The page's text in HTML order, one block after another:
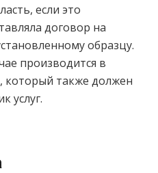
если это
договор на
образцу.
производится в
который также должен
услуг.